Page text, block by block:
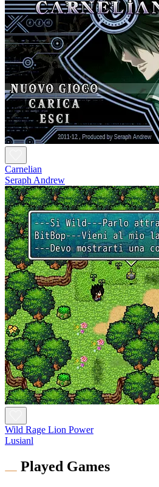
Carnelian
Seraph Andrew
Wild Rage Lion Power
Lusianl
Played Games